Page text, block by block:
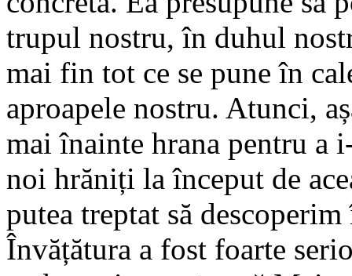
trupul nostru, în duhul
mai fin tot ce se pune în
aproapele nostru. Atunci,
mai înainte hrana pentru a
noi hrăniți la început de
putea treptat să
Învățătura a fost foarte